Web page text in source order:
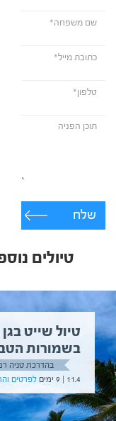
שלח
טיולים
טיול שייט
בשמורות
בהדרכת טניה
11.4 | 9 ימים
לפרטים